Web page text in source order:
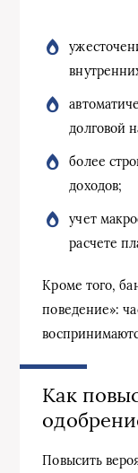
долговой
более
доходов;
учет
расчете
Кроме того,
поведение»:
Как
Повысить